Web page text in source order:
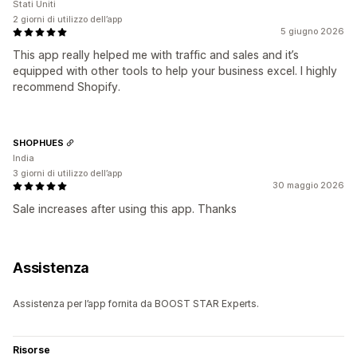
5 giugno 2026
This app really helped me with traffic and sales and it’s
equipped with other tools to help your business excel. I highly
recommend Shopify.
Stati Uniti
2 giorni di utilizzo dell’app
30 maggio 2026
Sale increases after using this app. Thanks
SHOPHUES
India
3 giorni di utilizzo dell’app
Assistenza
Assistenza per l’app fornita da BOOST STAR Experts.
Risorse